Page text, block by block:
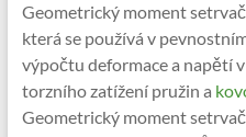
Geometrický moment
která se používá v
výpočtu deformace a napětí
torzního zatížení pružin a
Geometrický moment